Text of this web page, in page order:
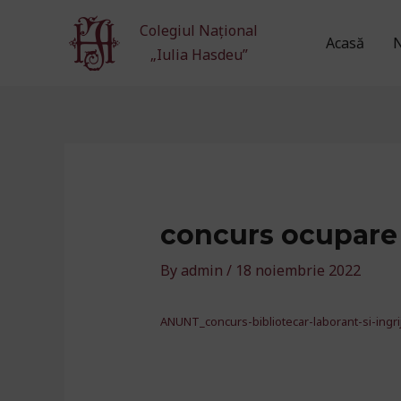
Colegiul Național
„Iulia Hasdeu”
Acasă
concurs
By admin / 18 noiembrie 2022
ANUNT_concurs-bibliotecar-laborant-si-